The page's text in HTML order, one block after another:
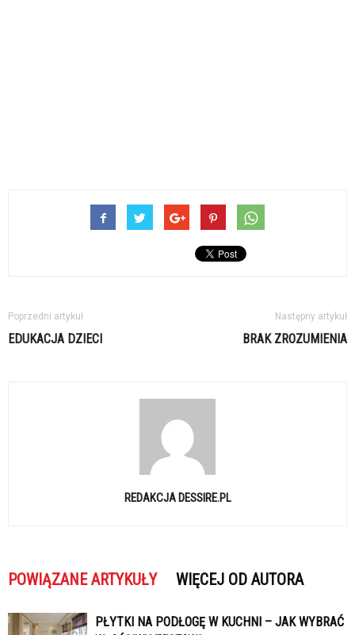
Poprzedni artykuł
EDUKACJA DZIECI
Następny artykuł
BRAK ZROZUMIENIA
REDAKCJA DESSIRE.PL
POWIĄZANE ARTYKUŁY WIĘCEJ OD AUTORA
PŁYTKI NA PODŁOGĘ W KUCHNI – JAK WYBRAĆ